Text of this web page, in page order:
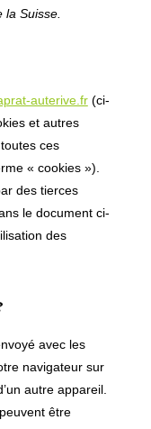
la Suisse.
auterive.fr(ci-
et autres
ces
« cookies »).
des tierces
le document ci-
des
avec les
navigateur sur
autre appareil.
être